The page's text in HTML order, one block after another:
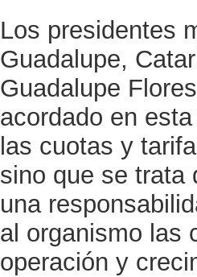
Los presidentes
Guadalupe,
Guadalupe
acordado en
las cuotas y
sino que se trata
una
al organismo las
operación y